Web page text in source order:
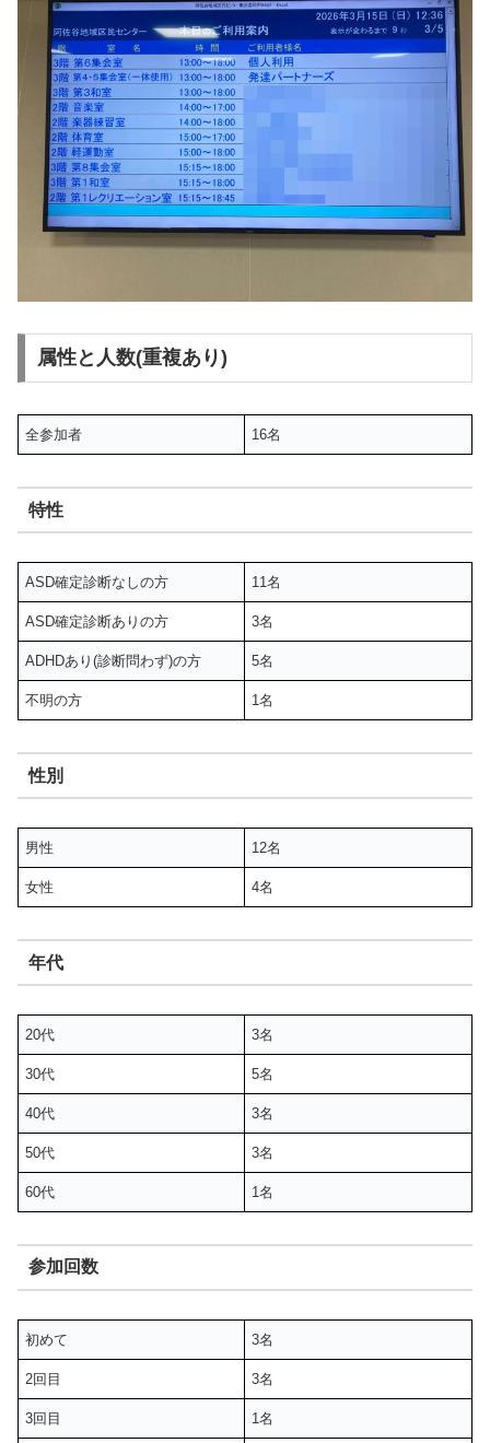
属性と人数(重複あり)
全参加者 16名
特性
ASD確定診断なしの方 11名
ASD確定診断ありの方 3名
ADHDあり(診断問わず)の方 5名
不明の方 1名
性別
男性 12名
女性 4名
年代
20代 3名
30代 5名
40代 3名
50代 3名
60代 1名
参加回数
初めて 3名
2回目 3名
3回目 1名